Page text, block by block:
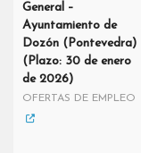
General –
Ayuntamiento de
Dozón (Pontevedra)
(Plazo: 30 de enero
de 2026)
OFERTAS DE EMPLEO